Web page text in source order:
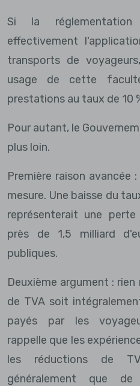
Si la réglementation
effectivement
transports de
usage de cette
prestations au taux de 10
Pour autant, le
plus loin.
Première raison avancée
mesure. Une baisse du
représenterait une
près de 1,5 milliard
publiques.
Deuxième argument :
de TVA soit
payés par les
rappelle que les
les réductions de
généralement que